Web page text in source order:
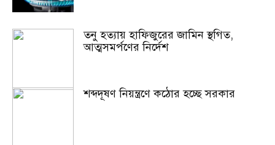
তনু হত্যায় হাফিজুরের জামিন স্থগিত,
আত্মসমর্পণের নির্দেশ
শব্দদূষণ নিয়ন্ত্রণে কঠোর হচ্ছে সরকার